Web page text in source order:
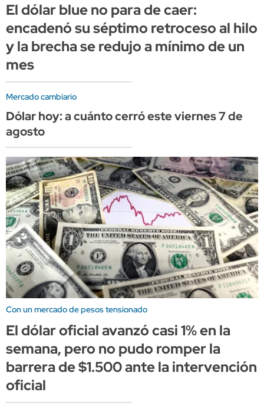
El dólar blue no para de caer:
encadenó su séptimo retroceso al hilo
y la brecha se redujo a mínimo de un
mes
Mercado cambiario
Dólar hoy: a cuánto cerró este viernes 7 de
agosto
Con un mercado de pesos tensionado
El dólar oficial avanzó casi 1% en la
semana, pero no pudo romper la
barrera de $1.500 ante la intervención
oficial